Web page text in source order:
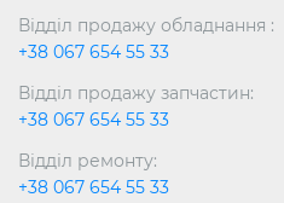
Відділ продажу обладнання :
+38 067 654 55 33
Відділ продажу запчастин:
+38 067 654 55 33
Відділ ремонту:
+38 067 654 55 33